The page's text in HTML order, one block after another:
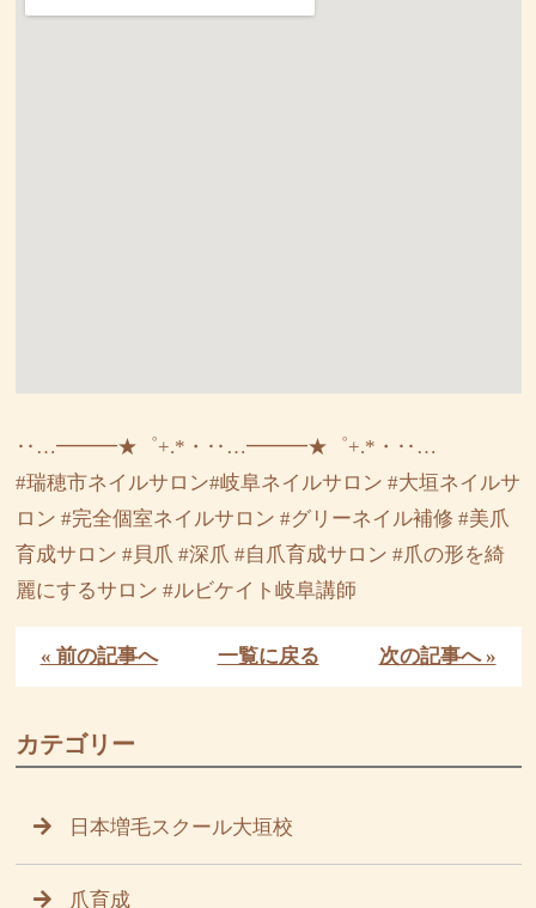
‥…━━━★゜+.*・‥…━━━★゜+.*・‥…
#瑞穂市ネイルサロン#岐阜ネイルサロン #大垣ネイルサ
ロン #完全個室ネイルサロン #グリーネイル補修 #美爪
育成サロン #貝爪 #深爪 #自爪育成サロン #爪の形を綺
麗にするサロン #ルビケイト岐阜講師
« 前の記事へ 一覧に戻る 次の記事へ »
カテゴリー
日本増毛スクール大垣校
爪育成